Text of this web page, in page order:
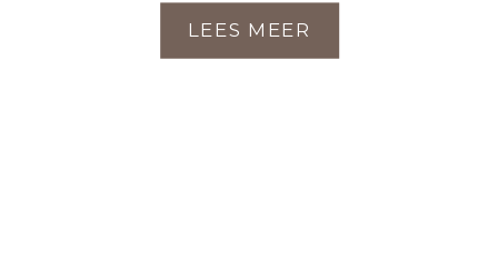
LEES MEER